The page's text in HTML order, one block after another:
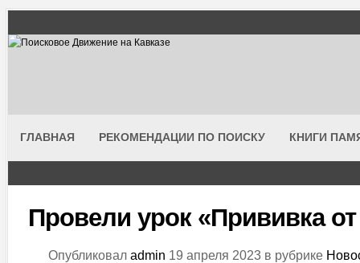
ГЛАВНАЯ РЕКОМЕНДАЦИИ ПО ПОИСКУ КНИГИ
Провели урок «Прививка
Опубликовал admin 19 апреля 2023 в рубрике